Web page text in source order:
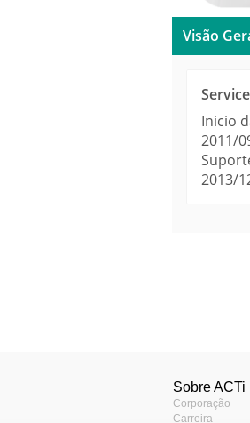
Visão
Inicio
2011/
2013/
Sobre ACTi
Corporação
Carreira